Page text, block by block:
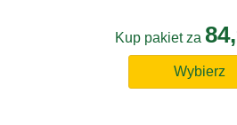
Kup pakiet za
Wybierz